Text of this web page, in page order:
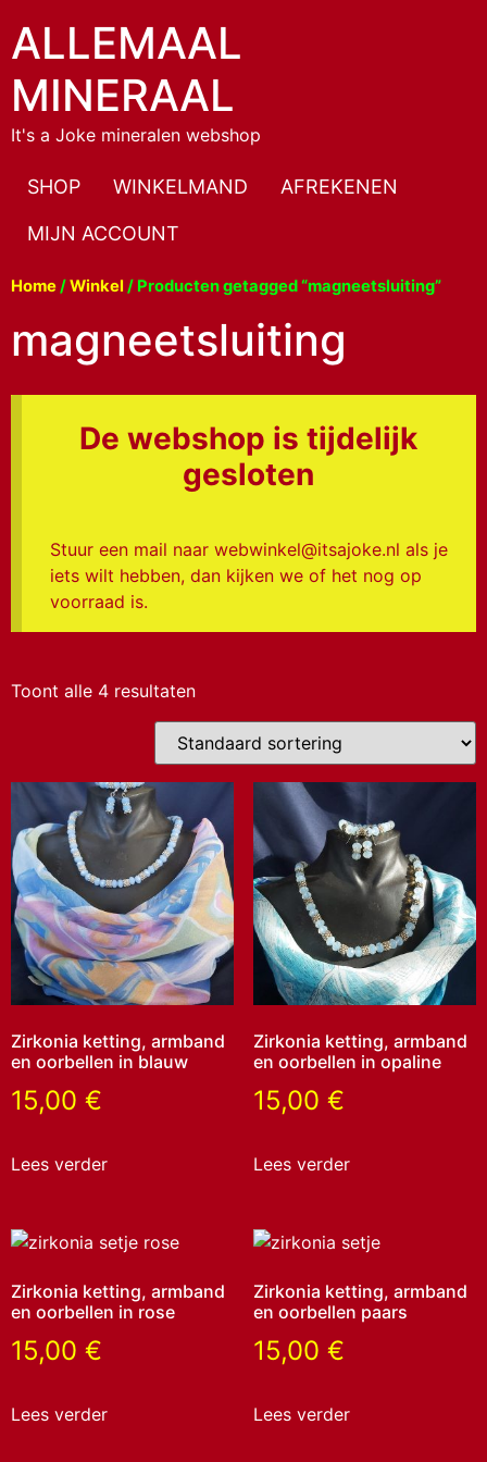
ALLEMAAL
MINERAAL
It's a Joke mineralen webshop
SHOP WINKELMAND AFREKENEN
MIJN ACCOUNT
Home/Winkel / Producten getagged “magneetsluiting”
magneetsluiting
De webshop is tijdelijk
gesloten
Stuur een mail naar webwinkel@itsajoke.nl als je
iets wilt hebben, dan kijken we of het nog op
voorraad is.
Toont alle 4 resultaten
Zirkonia ketting, armband
en oorbellen in blauw
15,00 €
Lees verder
Zirkonia ketting, armband
en oorbellen in opaline
15,00 €
Lees verder
Zirkonia ketting, armband
en oorbellen in rose
15,00 €
Lees verder
Zirkonia ketting, armband
en oorbellen paars
15,00 €
Lees verder